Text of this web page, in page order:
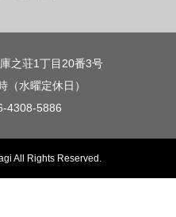
之荘1丁目20番3号
（水曜定休日）
4308-5886
All Rights Reserved.